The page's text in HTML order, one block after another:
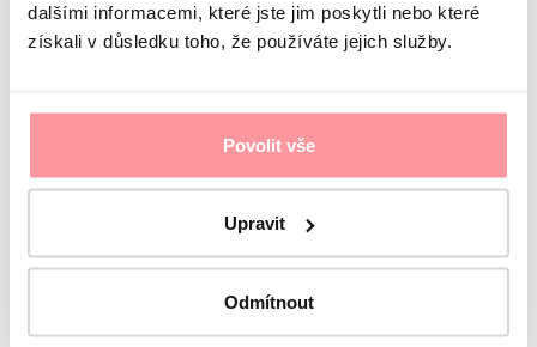
dalšími informacemi, které jste jim poskytli nebo které
získali v důsledku toho, že používáte jejich služby.
Povolit vše
Upravit
Odmítnout
submitted without your consent
Submit
Or call our coordinator